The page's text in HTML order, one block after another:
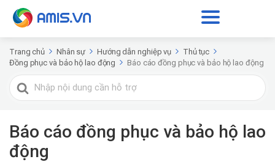
Trang chủ Nhân sự Hướng dẫn nghiệp vụ
Thủ tục
Đồng phục và bảo hộ lao động
Báo cáo đồng phục và bảo hộ lao động
Tìm
kiếm
Báo cáo đồng phục và bảo hộ lao
động